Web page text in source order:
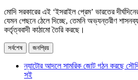
মোদি সরকারের এই ‘ইসরাইল প্রেম’ ভারতের
যেমন পেছনে ঠেলে দিচ্ছে, তেমনি অভ্যন্তরীণ
কর্তৃত্ববাদী কাঠামো তৈরি করছে।
সর্বশেষ জনপ্রিয়
ন্যাটোর আদলে সামরিক জোট গঠন করছে
সই